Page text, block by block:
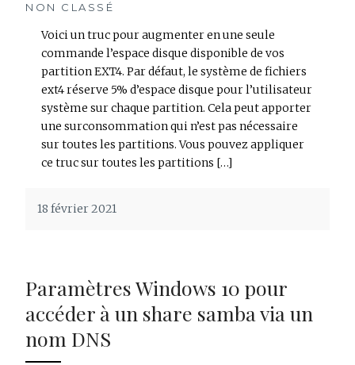
NON CLASSÉ
Voici un truc pour augmenter en une seule
commande l’espace disque disponible de vos
partition EXT4. Par défaut, le système de fichiers
ext4 réserve 5% d’espace disque pour l’utilisateur
système sur chaque partition. Cela peut apporter
une surconsommation qui n’est pas nécessaire
sur toutes les partitions. Vous pouvez appliquer
ce truc sur toutes les partitions […]
18 février 2021
Paramètres Windows 10 pour
accéder à un share samba via un
nom DNS